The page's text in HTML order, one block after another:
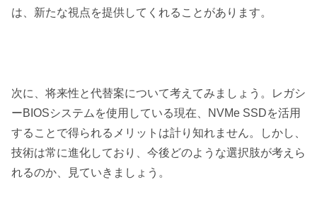
は、新たな視点を提供してくれることがあります。
次に、将来性と代替案について考えてみましょう。レガシ
ーBIOSシステムを使用している現在、NVMe SSDを活用
することで得られるメリットは計り知れません。しかし、
技術は常に進化しており、今後どのような選択肢が考えら
れるのか、見ていきましょう。